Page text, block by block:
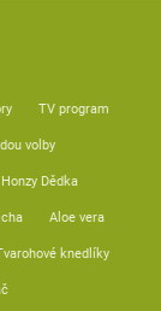
TV program
volby
Dědka
Aloe vera
knedlíky